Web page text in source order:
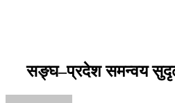
सङ्घ–प्रदेश समन्वय सुदृढ